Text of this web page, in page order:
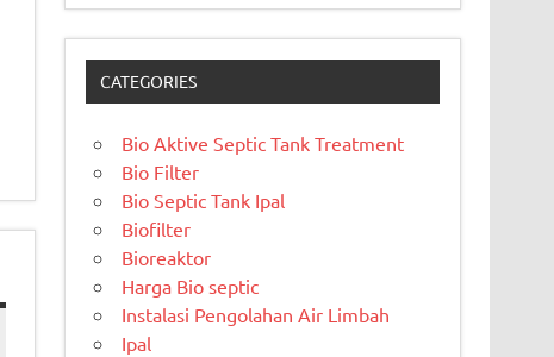
CATEGORIES
Bio Aktive Septic Tank Treatment
Bio Filter
Bio Septic Tank Ipal
Biofilter
Bioreaktor
Harga Bio septic
Instalasi Pengolahan Air Limbah
Ipal